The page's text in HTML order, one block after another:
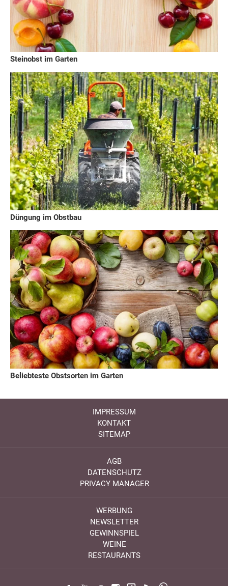
Steinobst im Garten
Düngung im Obstbau
Beliebteste Obstsorten im Garten
IMPRESSUM
KONTAKT
SITEMAP
AGB
DATENSCHUTZ
PRIVACY MANAGER
WERBUNG
NEWSLETTER
GEWINNSPIEL
WEINE
RESTAURANTS